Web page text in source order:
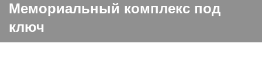
Мемориальный комплекс под
ключ